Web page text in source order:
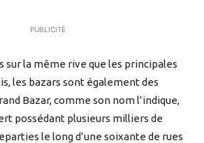
PUBLICITÉ
sur la même rive que les principales
les bazars sont également des
Bazar, comme son nom l’indique,
possédant plusieurs milliers de
le long d’une soixante de rues